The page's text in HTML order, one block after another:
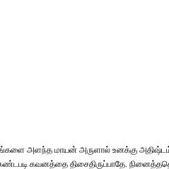
அளந்த மாயன் அருளால் உனக்கு
கண்டபடி கவனத்தை திசைதிருப்பாதே.